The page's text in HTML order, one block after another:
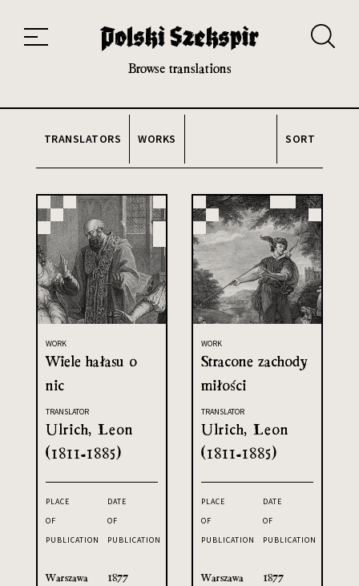
20th and 21st century module
Browse translations
TRANSLATORS WORKS SORT
WORK
Wiele hałasu o
nic
TRANSLATOR
Ulrich, Leon
(1811-1885)
PLACE
OF
PUBLICATION
Warszawa
DATE
OF
PUBLICATION
1877
WORK
Stracone zachody
miłości
TRANSLATOR
Ulrich, Leon
(1811-1885)
PLACE
OF
PUBLICATION
Warszawa
DATE
OF
PUBLICATION
1877